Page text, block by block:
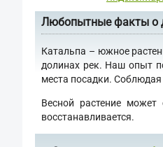
Любопытные факты о
Катальпа – южное
долинах рек. Наш опыт
места посадки.
Весной растение
восстанавливается.